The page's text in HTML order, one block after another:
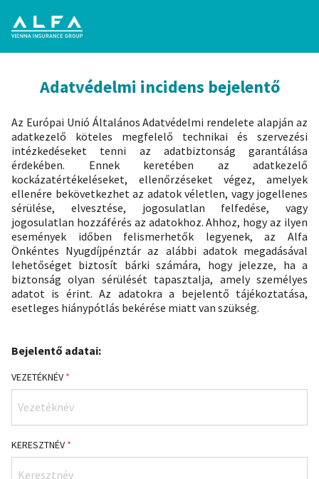
Adatvédelmi incidens bejelentő
Az Európai Unió Általános Adatvédelmi rendelete alapján az
adatkezelő köteles megfelelő technikai és szervezési
intézkedéseket tenni az adatbiztonság garantálása
érdekében. Ennek keretében az adatkezelő
kockázatértékeléseket, ellenőrzéseket végez, amelyek
ellenére bekövetkezhet az adatok véletlen, vagy jogellenes
sérülése, elvesztése, jogosulatlan felfedése, vagy
jogosulatlan hozzáférés az adatokhoz. Ahhoz, hogy az ilyen
események időben felismerhetők legyenek, az Alfa
Önkéntes Nyugdíjpénztár az alábbi adatok megadásával
lehetőséget biztosít bárki számára, hogy jelezze, ha a
biztonság olyan sérülését tapasztalja, amely személyes
adatot is érint. Az adatokra a bejelentő tájékoztatása,
esetleges hiánypótlás bekérése miatt van szükség.
Bejelentő adatai:
VEZETÉKNÉV *
KERESZTNÉV *